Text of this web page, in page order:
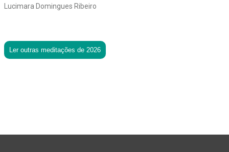
Lucimara Domingues Ribeiro
Ler outras meditações de 2026